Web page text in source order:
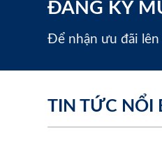
ĐĂNG KÝ
Để nhận ưu đãi lên
TIN TỨC NỔI